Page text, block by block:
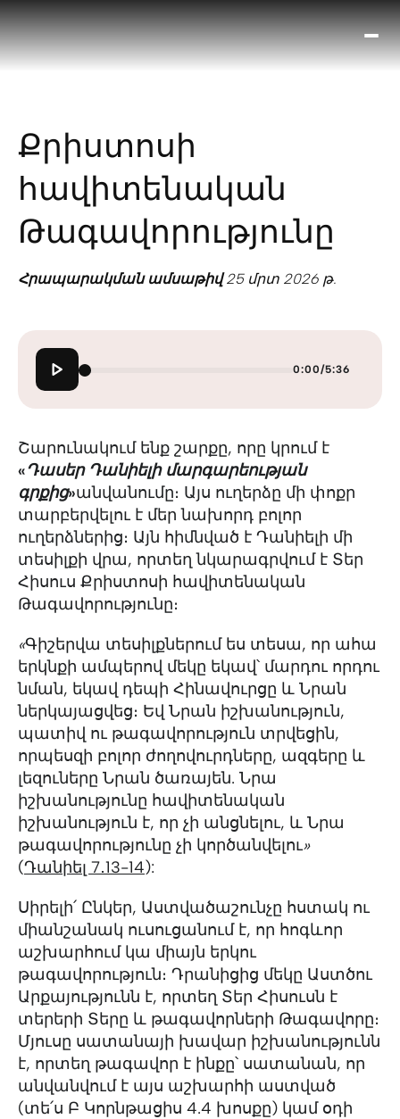
Քրիստոսի
հավիտենական
Թագավորությունը
Հրապարակման ամսաթիվ25 մրտ 2026 թ.
0:00/5:36
Շարունակում ենք շարքը, որը կրում է
«Դասեր Դանիելի մարգարեության
գրքից»անվանումը։ Այս ուղերձը մի փոքր
տարբերվելու է մեր նախորդ բոլոր
ուղերձներից։ Այն հիմնված է Դանիելի մի
տեսիլքի վրա, որտեղ նկարագրվում է Տեր
Հիսուս Քրիստոսի հավիտենական
Թագավորությունը։
«Գիշերվա տեսիլքներում ես տեսա, որ ահա
երկնքի ամպերով մեկը եկավ՝ մարդու որդու
նման, եկավ դեպի Հինավուրցը և Նրան
ներկայացվեց։ Եվ Նրան իշխանություն,
պատիվ ու թագավորություն տրվեցին,
որպեսզի բոլոր ժողովուրդները, ազգերը և
լեզուները Նրան ծառայեն. Նրա
իշխանությունը հավիտենական
իշխանություն է, որ չի անցնելու, և Նրա
թագավորությունը չի կործանվելու»
(Դանիել 7․13-14):
Սիրելի՛ Ընկեր, Աստվածաշունչը հստակ ու
միանշանակ ուսուցանում է, որ հոգևոր
աշխարհում կա միայն երկու
թագավորություն։ Դրանիցից մեկը Աստծու
Արքայությունն է, որտեղ Տեր Հիսուսն է
տերերի Տերը և թագավորների Թագավորը։
Մյուսը սատանայի խավար իշխանությունն
է, որտեղ թագավոր է ինքը՝ սատանան, որ
անվանվում է այս աշխարհի աստված
(տե՛ս Բ Կորնթացիս 4.4 խոսքը) կամ օդի